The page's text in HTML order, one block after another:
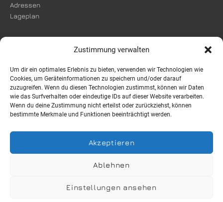
Zustimmung verwalten
Um dir ein optimales Erlebnis zu bieten, verwenden wir Technologien wie
Cookies, um Geräteinformationen zu speichern und/oder darauf
zuzugreifen. Wenn du diesen Technologien zustimmst, können wir Daten
wie das Surfverhalten oder eindeutige IDs auf dieser Website verarbeiten.
Wenn du deine Zustimmung nicht erteilst oder zurückziehst, können
bestimmte Merkmale und Funktionen beeinträchtigt werden.
Akzeptieren
Ablehnen
Einstellungen ansehen
Adressen
Lageplan
Impressum
Datenschutzerklärung
Instagram
Facebook
Erstsemesterinfos
Veranstaltungen WiSe 25/26